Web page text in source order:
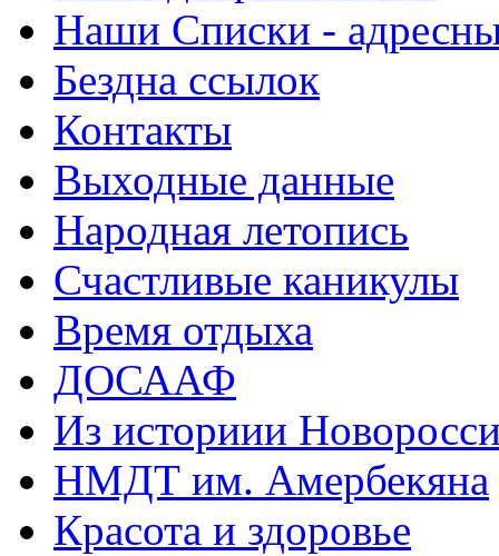
Наши Списки -
Бездна ссылок
Контакты
Выходные данные
Народная летопись
Счастливые каникулы
Время отдыха
ДОСААФ
Из историии
НМДТ им. Амербекяна
Красота и здоровье